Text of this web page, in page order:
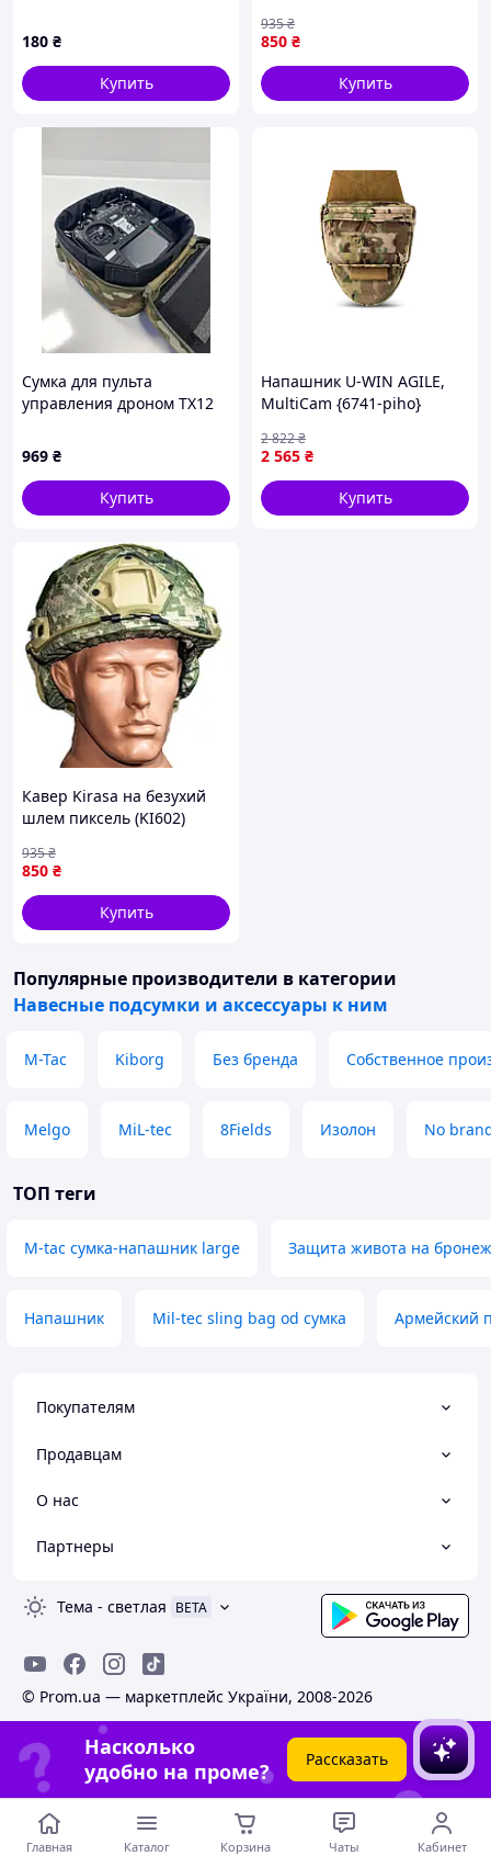
180 ₴
Купить
850 ₴
935₴
Купить
Сумка для пульта
управления дроном ТХ12
969 ₴
Купить
Напашник U-WIN AGILE,
MultiCam {6741-piho}
2 565 ₴
2 822₴
Купить
Кавер Kirasa на безухий
шлем пиксель (KI602)
850 ₴
935₴
Купить
Популярные производители в категории
Навесные подсумки и аксессуары к ним
M-Tac Kiborg Без бренда Собственное
Melgo MiL-tec 8Fields Изолон No
ТОП теги
M-tac сумка-напашник large Защита живота на
Напашник Mil-tec sling bag od сумка Армейский
Покупателям
Продавцам
О нас
Партнеры
Тема - светлая BETA
© Prom.ua — маркетплейс України, 2008-2026
Насколько
удобно на проме?
Рассказать
Главная Каталог Корзина Чаты Кабинет